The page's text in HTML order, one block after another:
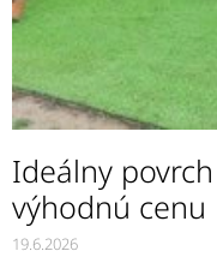
Ideálny
výhodnú cenu
19.6.2026